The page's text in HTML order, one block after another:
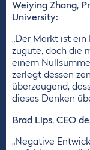
Weiying Zhang,
University:
„Der Markt ist
zugute, doch die
einem
zerlegt dessen
überzeugend,
dieses Denken
Brad Lips, CEO
„Negative